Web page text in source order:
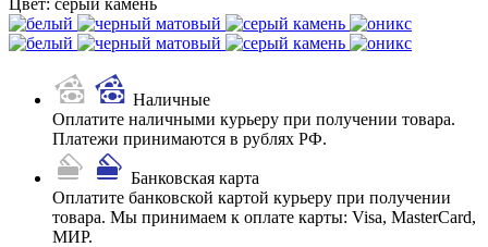
Наличные
Оплатите наличными курьеру при получении товара.
Платежи принимаются в рублях РФ.
Банковская карта
Оплатите банковской картой курьеру при получении
товара. Мы принимаем к оплате карты: Visa, MasterCard,
МИР.